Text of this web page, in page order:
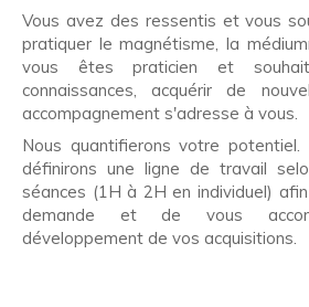
Vous avez des ressentis et vous
pratiquer le magnétisme, la
vous êtes praticien et
connaissances, acquérir de
accompagnement s'adresse à vous.
Nous quantifierons votre potentiel.
définirons une ligne de travail
séances (1H à 2H en individuel)
demande et de vous
développement de vos acquisitions.